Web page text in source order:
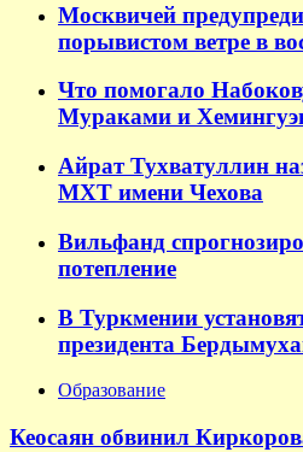
Москвичей
порывистом ветре в
Что помогало
Мураками и
Айрат Тухватуллин
МХТ имени Чехова
Вильфанд
потепление
В Туркмении
президента
Образование
Кеосаян обвинил